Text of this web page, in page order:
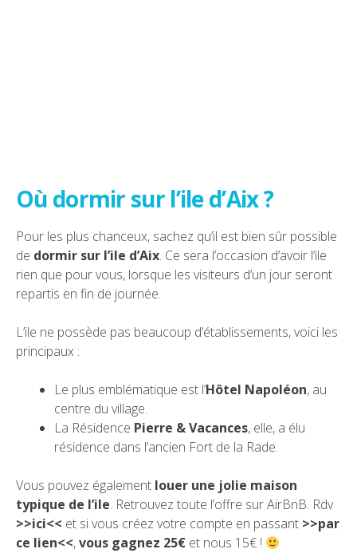
Où dormir sur l’ile d’Aix ?
Pour les plus chanceux, sachez qu’il est bien sûr possible
de dormir sur l’ile d’Aix. Ce sera l’occasion d’avoir l’ile
rien que pour vous, lorsque les visiteurs d’un jour seront
repartis en fin de journée.
L’ile ne possède pas beaucoup d’établissements, voici les
principaux :
Le plus emblématique est l’Hôtel Napoléon, au
centre du village.
La Résidence Pierre & Vacances, elle, a élu
résidence dans l’ancien Fort de la Rade.
Vous pouvez également louer une jolie maison
typique de l’ile. Retrouvez toute l’offre sur AirBnB. Rdv
>>ici<< et si vous créez votre compte en passant >>par
ce lien<<,vous gagnez 25€ et nous 15€ !